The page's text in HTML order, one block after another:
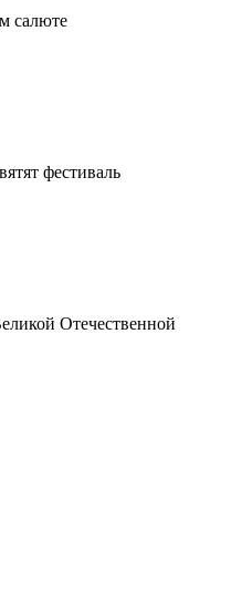
салюте
фестиваль
Отечественной